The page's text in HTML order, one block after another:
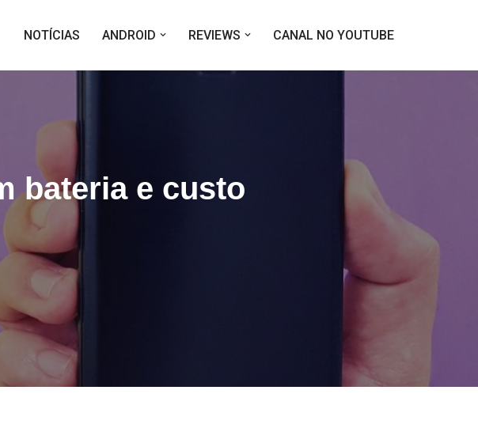
NOTÍCIAS ANDROID REVIEWS CANAL NO YOUTUBE
bateria e custo